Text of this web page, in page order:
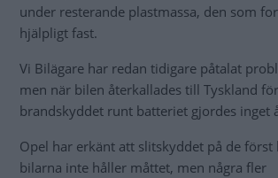
under resterande plastmassa, den som
hjälpligt fast.
Vi Bilägare har redan tidigare påtalat
men när bilen återkallades till Tyskland
brandskyddet runt batteriet gjordes inget
Opel har erkänt att slitskyddet på de först
bilarna inte håller måttet, men några fler